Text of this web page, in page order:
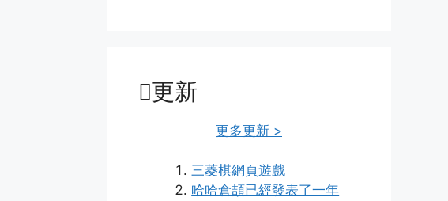
更新
更多更新 >
三菱棋網頁遊戲
哈哈倉頡已經發表了一年